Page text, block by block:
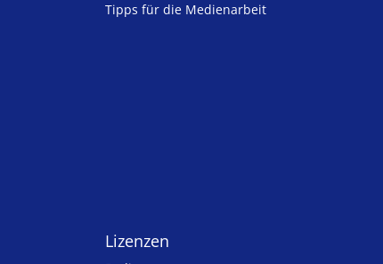
Tipps für die Medienarbeit
Lizenzen